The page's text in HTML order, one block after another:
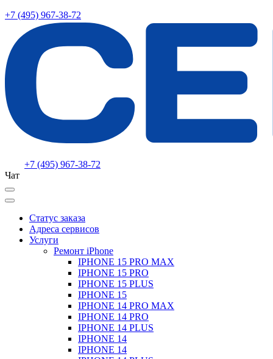
+7 (495) 967-38-72
+7 (495) 967-38-72
Чат
Статус заказа
Адреса сервисов
Услуги
Ремонт iPhone
IPHONE 15 PRO MAX
IPHONE 15 PRO
IPHONE 15 PLUS
IPHONE 15
IPHONE 14 PRO MAX
IPHONE 14 PRO
IPHONE 14 PLUS
IPHONE 14
IPHONE 14